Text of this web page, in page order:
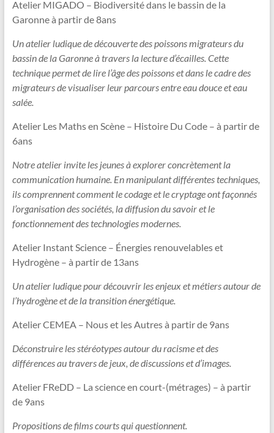
Atelier MIGADO – Biodiversité dans le bassin de la
Garonne à partir de 8ans
Un atelier ludique de découverte des poissons migrateurs du
bassin de la Garonne à travers la lecture d’écailles. Cette
technique permet de lire l’âge des poissons et dans le cadre des
migrateurs de visualiser leur parcours entre eau douce et eau
salée.
Atelier Les Maths en Scène – Histoire Du Code – à partir de
6ans
Notre atelier invite les jeunes à explorer concrètement la
communication humaine. En manipulant différentes techniques,
ils comprennent comment le codage et le cryptage ont façonnés
l’organisation des sociétés, la diffusion du savoir et le
fonctionnement des technologies modernes.
Atelier Instant Science – Énergies renouvelables et
Hydrogène – à partir de 13ans
Un atelier ludique pour découvrir les enjeux et métiers autour de
l’hydrogène et de la transition énergétique.
Atelier CEMEA – Nous et les Autres à partir de 9ans
Déconstruire les stéréotypes autour du racisme et des
différences au travers de jeux, de discussions et d’images.
Atelier FReDD – La science en court-(métrages) – à partir
de 9ans
Propositions de films courts qui questionnent.